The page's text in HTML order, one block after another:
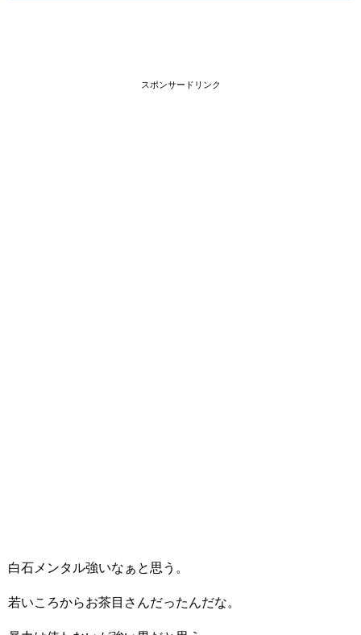
スポンサードリンク
白石メンタル強いなぁと思う。
若いころからお茶目さんだったんだな。